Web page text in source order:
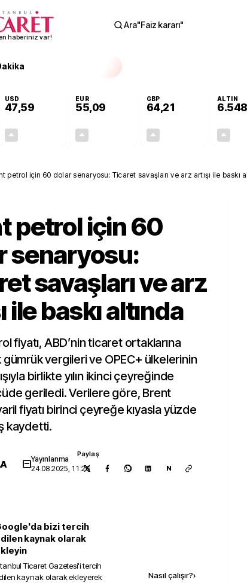
haberiniz var!
Ara"Faiz kararı"
USD
47,59
EUR
55,09
GBP
64,21
ALTIN
6.548
petrol için 60 dolar senaryosu: Ticaret savaşları ve arz artışı ile baskı
petrol için 60
senaryosu:
savaşları ve arz
ile baskı altında
fiyatı, ABD’nin ticaret ortaklarına
vergileri ve OPEC+ ülkelerinin
birlikte yılın ikinci çeyreğinde
geriledi. Verilere göre, Brent
fiyatı birinci çeyreğe kıyasla yüzde
kaydetti.
Yayınlanma
24.08.2025, 11:26
Paylaş
N
bizi tercih
kaynak olarak
Ticaret Gazetesi'i tercih
kaynak olarak ekleyerek
Nasıl çalışır?›